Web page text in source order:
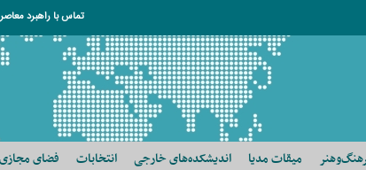
تماس با راهبرد معاصر
میقات مدیا اندیشکده‌های خارجی انتخابات فضای مجازی